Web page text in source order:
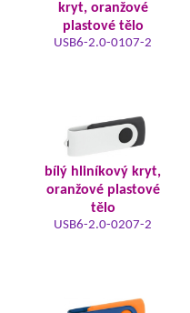
kryt, oranžové
plastové tělo
USB6-2.0-0107-2
bílý hliníkový kryt,
oranžové plastové
tělo
USB6-2.0-0207-2